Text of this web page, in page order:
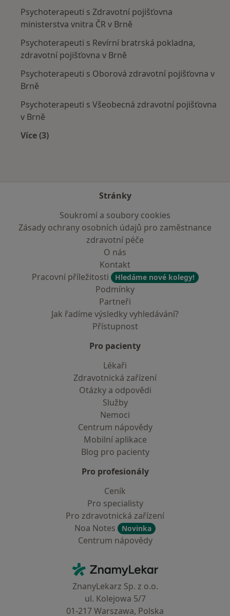
Psychoterapeuti s Zdravotní pojišťovna
ministerstva vnitra ČR v Brně
Psychoterapeuti s Revírní bratrská pokladna,
zdravotní pojišťovna v Brně
Psychoterapeuti s Oborová zdravotní pojišťovna v
Brně
Psychoterapeuti s Všeobecná zdravotní pojišťovna
v Brně
Více (3)
Stránky
Soukromí a soubory cookies
Zásady ochrany osobních údajů pro zaměstnance
zdravotní péče
O nás
Kontakt
Pracovní příležitosti
Hledáme nové kolegy!
Podmínky
Partneři
Jak řadíme výsledky vyhledávání?
Přístupnost
Pro pacienty
Lékaři
Zdravotnická zařízení
Otázky a odpovědi
Služby
Nemoci
Centrum nápovědy
Mobilní aplikace
Blog pro pacienty
Pro profesionály
Ceník
Pro specialisty
Pro zdravotnická zařízení
Noa Notes
Novinka
Centrum nápovědy
ZnamyLekar - Hlavní stránka
ZnanyLekarz Sp. z o.o.
ul. Kolejowa 5/7
01-217 Warszawa, Polska